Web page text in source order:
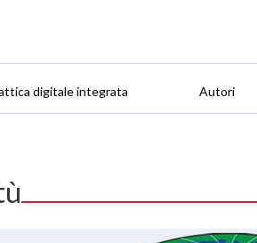
digitale integrata Autori